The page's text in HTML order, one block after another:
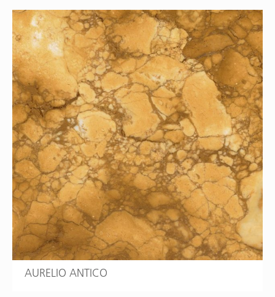
AURELIO ANTICO